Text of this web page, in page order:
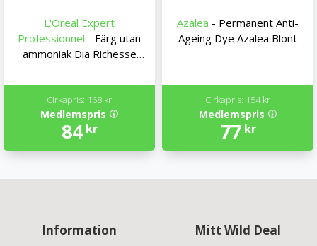
L'Oreal Expert
Professionnel - Färg utan
ammoniak Dia Richesse
Professionnel (50 ml)
Medlemspris
84 kr
Cirkapris: 168 kr
Azalea - Permanent Anti-
Ageing Dye Azalea Blont
Medlemspris
77 kr
Cirkapris: 154 kr
Information Mitt Wild Deal